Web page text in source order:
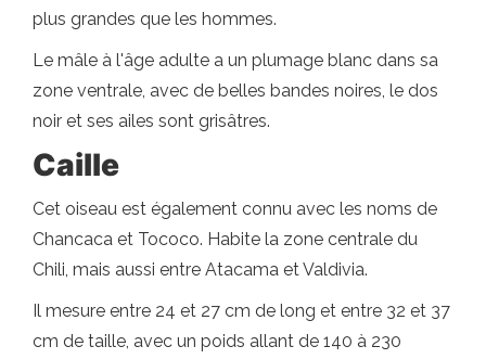
plus grandes que les hommes.
Le mâle à l'âge adulte a un plumage blanc dans sa
zone ventrale, avec de belles bandes noires, le dos
noir et ses ailes sont grisâtres.
Caille
Cet oiseau est également connu avec les noms de
Chancaca et Tococo. Habite la zone centrale du
Chili, mais aussi entre Atacama et Valdivia.
Il mesure entre 24 et 27 cm de long et entre 32 et 37
cm de taille, avec un poids allant de 140 à 230